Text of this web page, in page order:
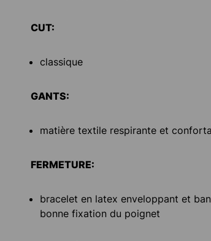
CUT:
classique
GANTS:
matière textile respirante et
FERMETURE:
bracelet en latex enveloppant et
bonne fixation du poignet